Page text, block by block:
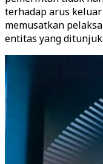
terhadap arus
memusatkan
entitas yang ditunjuk